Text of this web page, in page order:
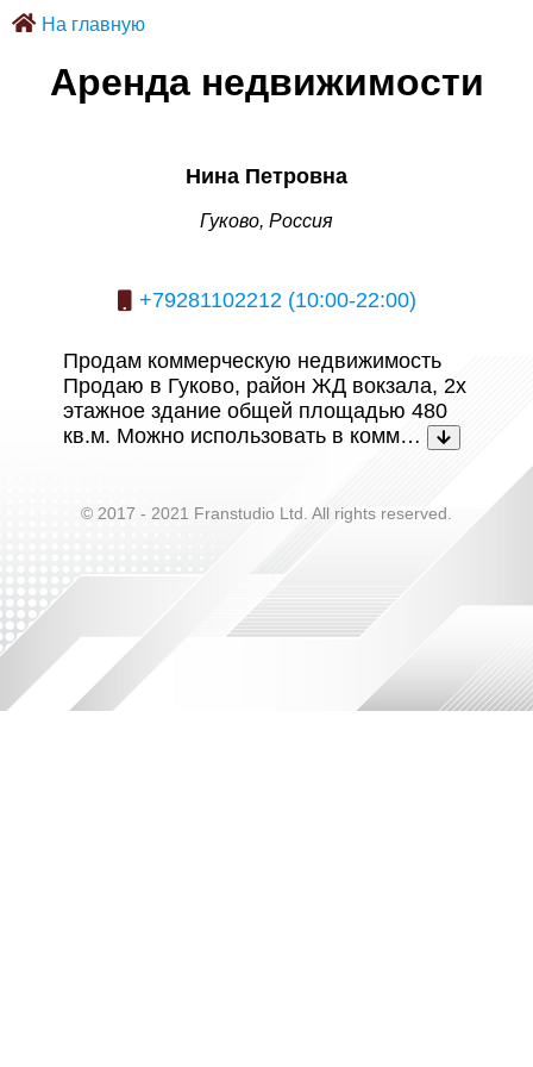
На главную
Аренда недвижимости
Нина Петровна
Гуково, Россия
+79281102212 (10:00-22:00)
Продам коммерческую недвижимость
Продаю в Гуково, район ЖД вокзала, 2х
этажное здание общей площадью 480
кв.м. Можно использовать в комм…
© 2017 - 2021 Franstudio Ltd. All rights reserved.